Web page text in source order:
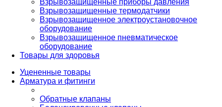
Взрывозащищенные термодатчики
Взрывозащищенное электроустановочное
оборудование
Взрывозащищенное пневматическое
оборудование
Товары для здоровья
Уцененные товары
Арматура и фитинги
Обратные клапаны